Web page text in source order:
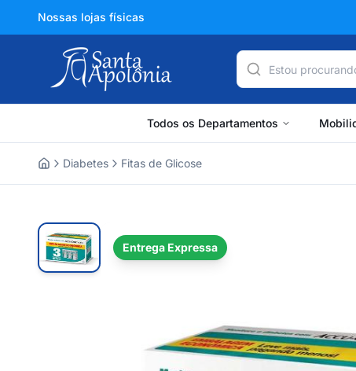
Nossas lojas físicas
Todos os Departamentos
Diabetes Fitas de Glicose
Entrega Expressa